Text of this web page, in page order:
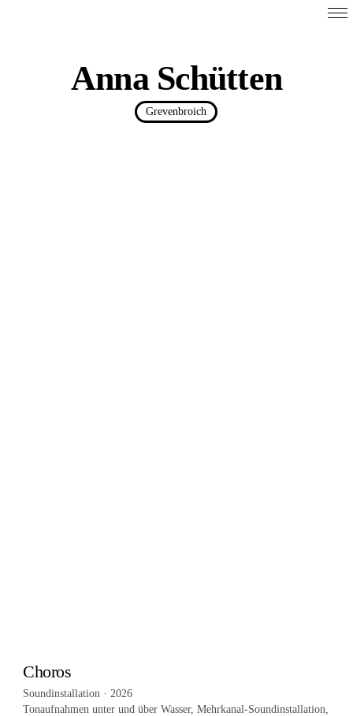
Anna Schütten
Grevenbroich
Choros
Soundinstallation · 2026
Tonaufnahmen unter und über Wasser, Mehrkanal-Soundinstallation,